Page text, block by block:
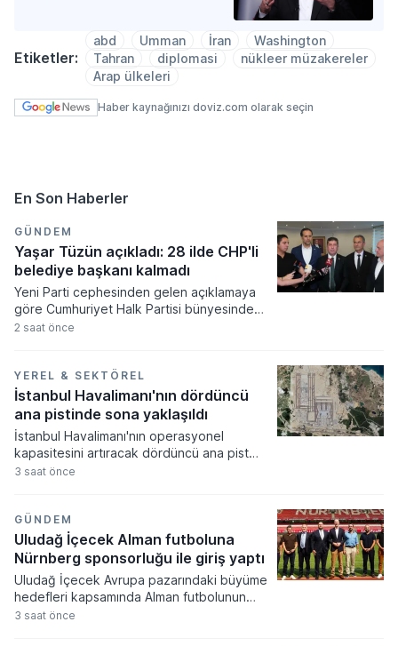
Etiketler:
abd Umman İran
Washington
Tahran
diplomasi
nükleer müzakereler
Arap ülkeleri
Haber kaynağınızı doviz.com olarak seçin
En Son Haberler
GÜNDEM
Yaşar Tüzün açıkladı: 28 ilde CHP'li
belediye başkanı kalmadı
Yeni Parti cephesinden gelen açıklamaya
göre Cumhuriyet Halk Partisi bünyesindeki
belediye başkanlarının istifa süreci hız
öngörülüyor. Yaşar Tüzün tarafından
paylaşılan veriler doğrultusunda çok sayıda
ismin partiye katılım işlemlerinin
tamamlandığı ve bazı şehirlerde ana
muhalefet partisinin yerel yönetim
temsilcisinin kalmadığı belirtiliyor.
2 saat önce
YEREL & SEKTÖREL
İstanbul Havalimanı'nın dördüncü
ana pistinde sona yaklaşıldı
İstanbul Havalimanı'nın operasyonel
kapasitesini artıracak dördüncü ana pist
çalışmalarında sona yaklaşılırken, yeni pistin
hedefleniyor. Ulaştırma ve Altyapı Bakanlığı
tarafından yürütülen proje kapsamında inşa
edilen 2 bin 820 metre uzunluğundaki yapı,
hava trafiği yönetiminde verimliliği artırarak
küresel havacılık merkezinin altyapısını
daha da güçlendirecek.
3 saat önce
GÜNDEM
Uludağ İçecek Alman futboluna
Nürnberg sponsorluğu ile giriş yaptı
Uludağ İçecek Avrupa pazarındaki büyüme
hedefleri kapsamında Alman futbolunun
köklü kulüplerinden 1. FC Nürnberg ile
3 saat önce